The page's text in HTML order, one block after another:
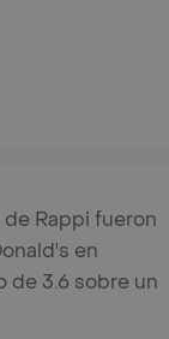
Rappi fueron
en
de 3.6 sobre un